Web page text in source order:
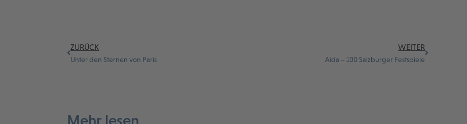
ZURÜCK
Unter den Sternen von Paris
WEITER
Aida – 100 Salzburger Festspiele
Mehr lesen